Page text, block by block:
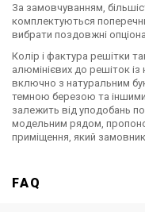
За замовчуванням,
комплектуються
вибрати поздовжні
Колір і фактура решітки
алюмінієвих до решіток із
включно з натуральним
темною березою та іншими
залежить від уподобань
модельним рядом,
приміщення, який
FAQ